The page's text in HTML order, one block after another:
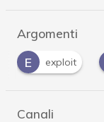
Argomenti
H
Hacker
Canali